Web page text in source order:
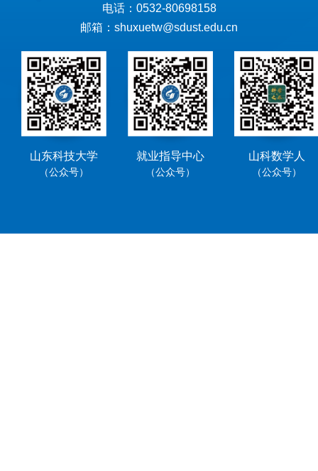
电话：0532-80698158
邮箱：shuxuetw@sdust.edu.cn
山东科技大学
（公众号）
就业指导中心
（公众号）
山科数学人
（公众号）